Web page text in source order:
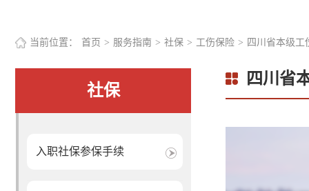
当前位置： 首页 > 服务指南 > 社保 > 工伤保险 > 四川省本级工
社保
入职社保参保手续
四川省